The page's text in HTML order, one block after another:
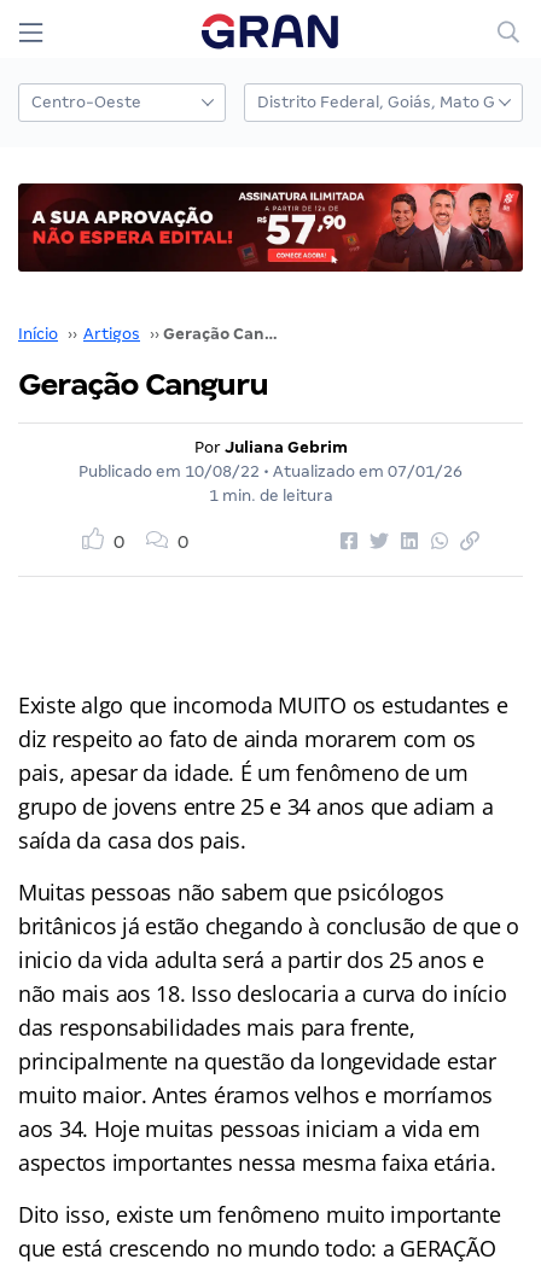
Início ›› Artigos ›› Geração Canguru
Geração Canguru
Por Juliana Gebrim
Publicado em 10/08/22 • Atualizado em 07/01/26
1 min. de leitura
0 0
Existe algo que incomoda MUITO os estudantes e
diz respeito ao fato de ainda morarem com os
pais, apesar da idade. É um fenômeno de um
grupo de jovens entre 25 e 34 anos que adiam a
saída da casa dos pais.
Muitas pessoas não sabem que psicólogos
britânicos já estão chegando à conclusão de que o
inicio da vida adulta será a partir dos 25 anos e
não mais aos 18. Isso deslocaria a curva do início
das responsabilidades mais para frente,
principalmente na questão da longevidade estar
muito maior. Antes éramos velhos e morríamos
aos 34. Hoje muitas pessoas iniciam a vida em
aspectos importantes nessa mesma faixa etária.
Dito isso, existe um fenômeno muito importante
que está crescendo no mundo todo: a GERAÇÃO